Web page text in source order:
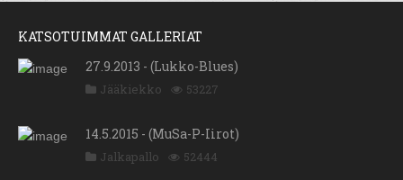
KATSOTUIMMAT GALLERIAT
27.9.2013 - (Lukko-Blues)
Jääkiekko 53227
14.5.2015 - (MuSa-P-Iirot)
Jalkapallo 52444